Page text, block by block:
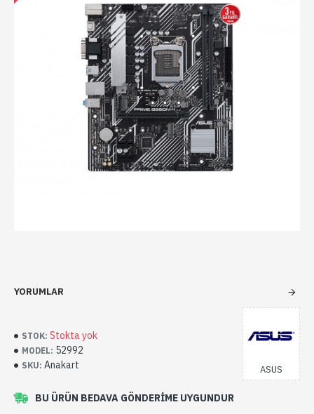
YORUMLAR
BU ÜRÜN BEDAVA GÖNDERIME UYGUNDUR
STOK: Stokta yok
MODEL: 52992
SKU: Anakart ASUS